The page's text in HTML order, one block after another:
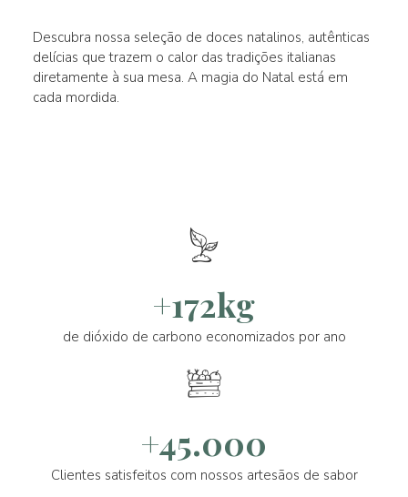
Descubra nossa seleção de doces natalinos, autênticas
delícias que trazem o calor das tradições italianas
diretamente à sua mesa. A magia do Natal está em
cada mordida.
+172kg
de dióxido de carbono economizados por ano
+45.000
Clientes satisfeitos com nossos artesãos de sabor